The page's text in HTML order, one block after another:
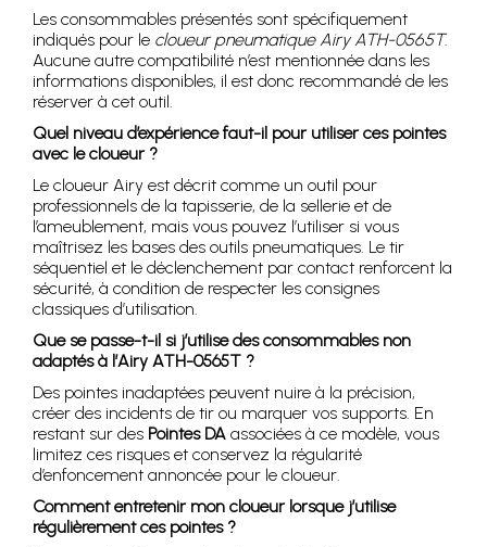
Les consommables présentés sont spécifiquement
indiqués pour le cloueur pneumatique Airy ATH-0565T.
Aucune autre compatibilité n’est mentionnée dans les
informations disponibles, il est donc recommandé de les
réserver à cet outil.
Quel niveau d’expérience faut-il pour utiliser ces pointes
avec le cloueur ?
Le cloueur Airy est décrit comme un outil pour
professionnels de la tapisserie, de la sellerie et de
l’ameublement, mais vous pouvez l’utiliser si vous
maîtrisez les bases des outils pneumatiques. Le tir
séquentiel et le déclenchement par contact renforcent la
sécurité, à condition de respecter les consignes
classiques d’utilisation.
Que se passe-t-il si j’utilise des consommables non
adaptés à l’Airy ATH-0565T ?
Des pointes inadaptées peuvent nuire à la précision,
créer des incidents de tir ou marquer vos supports. En
restant sur des Pointes DA associées à ce modèle, vous
limitez ces risques et conservez la régularité
d’enfoncement annoncée pour le cloueur.
Comment entretenir mon cloueur lorsque j’utilise
régulièrement ces pointes ?